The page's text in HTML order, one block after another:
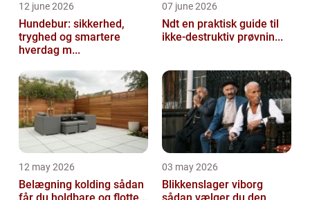
12 june 2026
Hundebur: sikkerhed,
tryghed og smartere
hverdag m...
07 june 2026
Ndt en praktisk guide til
ikke-destruktiv prøvnin...
12 may 2026
Belægning kolding sådan
03 may 2026
Blikkenslager viborg